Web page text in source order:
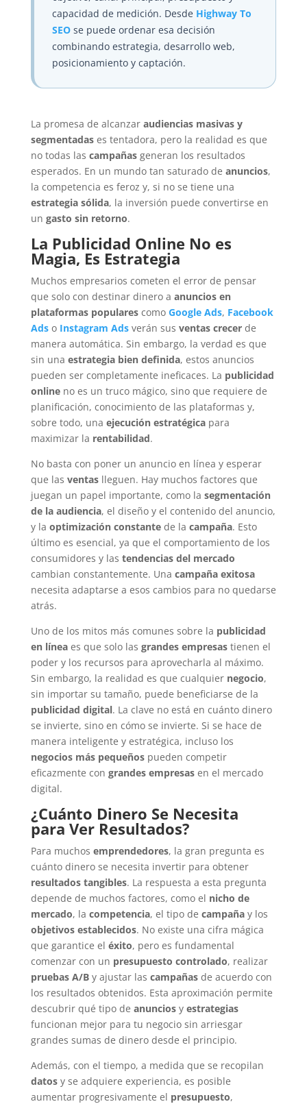
capacidad de medición. Desde Highway To
SEOse puede ordenar esa decisión
combinando estrategia, desarrollo web,
posicionamiento y captación.
La promesa de alcanzar audiencias masivas y
segmentadases tentadora, pero la realidad es que
no todas las campañasgeneran los resultados
esperados. En un mundo tan saturado de anuncios,
la competencia es feroz y, si no se tiene una
estrategia sólida, la inversión puede convertirse en
un gasto sin retorno.
La Publicidad Online No es
Magia, Es Estrategia
Muchos empresarios cometen el error de pensar
que solo con destinar dinero a anuncios en
plataformas popularescomo Google Ads, Facebook
Adso Instagram Ads verán sus ventas crecerde
manera automática. Sin embargo, la verdad es que
sin una estrategia bien definida, estos anuncios
pueden ser completamente ineficaces. La publicidad
onlineno es un truco mágico, sino que requiere de
planificación, conocimiento de las plataformas y,
sobre todo, una ejecución estratégicapara
maximizar la rentabilidad.
No basta con poner un anuncio en línea y esperar
que las ventaslleguen. Hay muchos factores que
juegan un papel importante, como la segmentación
de la audiencia, el diseño y el contenido del anuncio,
y la optimización constantede la campaña. Esto
último es esencial, ya que el comportamiento de los
consumidores y las tendencias del mercado
cambian constantemente. Una campaña exitosa
necesita adaptarse a esos cambios para no quedarse
atrás.
Uno de los mitos más comunes sobre la publicidad
en líneaes que solo las grandes empresastienen el
poder y los recursos para aprovecharla al máximo.
Sin embargo, la realidad es que cualquier negocio,
sin importar su tamaño, puede beneficiarse de la
publicidad digital. La clave no está en cuánto dinero
se invierte, sino en cómo se invierte. Si se hace de
manera inteligente y estratégica, incluso los
negocios más pequeñospueden competir
eficazmente con grandes empresasen el mercado
digital.
¿Cuánto Dinero Se Necesita
para Ver Resultados?
Para muchos emprendedores, la gran pregunta es
cuánto dinero se necesita invertir para obtener
resultados tangibles. La respuesta a esta pregunta
depende de muchos factores, como el nicho de
mercado, la competencia, el tipo de campañay los
objetivos establecidos. No existe una cifra mágica
que garantice el éxito, pero es fundamental
comenzar con un presupuesto controlado, realizar
pruebas A/By ajustar las campañasde acuerdo con
los resultados obtenidos. Esta aproximación permite
descubrir qué tipo de anunciosy estrategias
funcionan mejor para tu negocio sin arriesgar
grandes sumas de dinero desde el principio.
Además, con el tiempo, a medida que se recopilan
datosy se adquiere experiencia, es posible
aumentar progresivamente el presupuesto,